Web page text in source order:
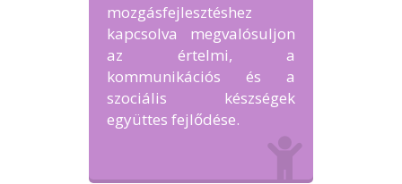
mozgásfejlesztéshez
kapcsolva megvalósuljon
az értelmi, a
kommunikációs és a
szociális készségek
együttes fejlődése.